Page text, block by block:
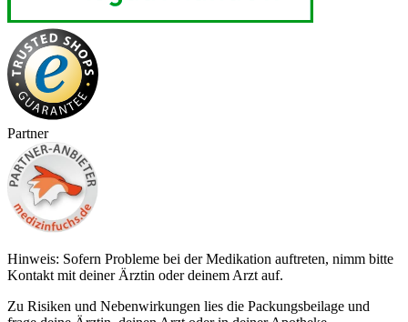
Partner
Hinweis: Sofern Probleme bei der Medikation auftreten, nimm bitte
Kontakt mit deiner Ärztin oder deinem Arzt auf.
Zu Risiken und Nebenwirkungen lies die Packungsbeilage und